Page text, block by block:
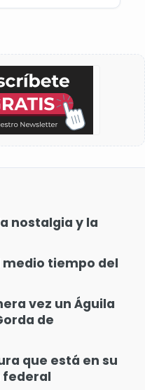
nostalgia y la
medio tiempo del
vez un Águila
de
que está en su
federal